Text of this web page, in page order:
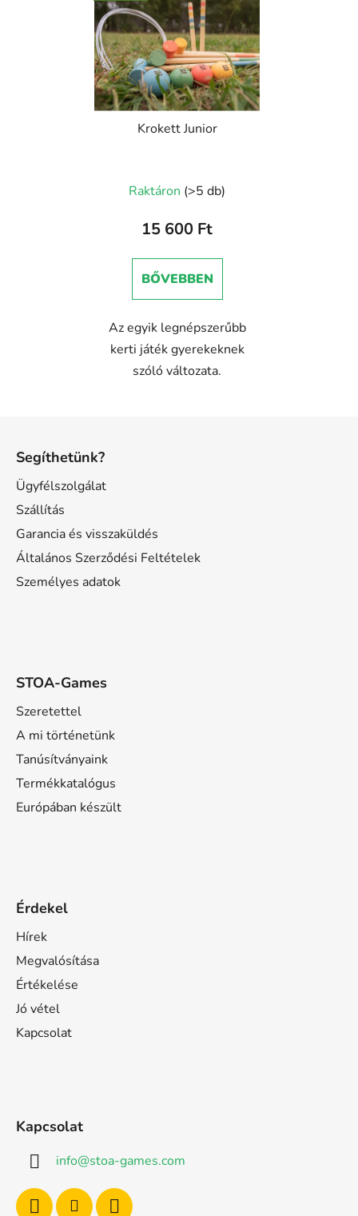
Krokett Junior
Raktáron (>5 db)
15 600 Ft
BŐVEBBEN
Az egyik legnépszerűbb
kerti játék gyerekeknek
szóló változata.
Segíthetünk?
Ügyfélszolgálat
Szállítás
Garancia és visszaküldés
Általános Szerződési Feltételek
Személyes adatok
STOA-Games
Szeretettel
A mi történetünk
Tanúsítványaink
Termékkatalógus
Európában készült
Érdekel
Hírek
Megvalósítása
Értékelése
Jó vétel
Kapcsolat
Kapcsolat
info@stoa-games.com